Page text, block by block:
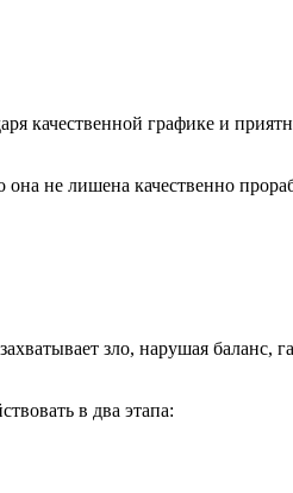
качественной графике и
не лишена качественно
зло, нарушая баланс,
в два этапа: